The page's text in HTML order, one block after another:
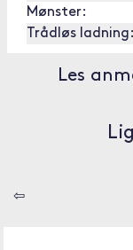
Mønster:
Trådløs ladning:
Les
⇦